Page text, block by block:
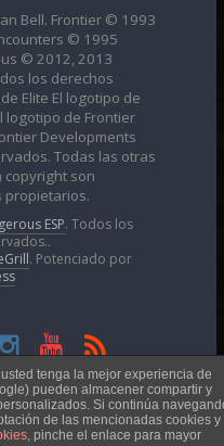
Bell. Frontier © 1993
© 1995
© 2012, 2013
los derechos
Elite El logotipo de
logotipo de Frontier
Developments
Todas las otras
copyright son
propietarios.
ESP. Todos los
. Potenciado por
Licencia Creative Commons
tenga la mejor experiencia de
pueden almacener compartir y
Si continúa
de las mencionadas cookies y
, pinche el enlace para mayor